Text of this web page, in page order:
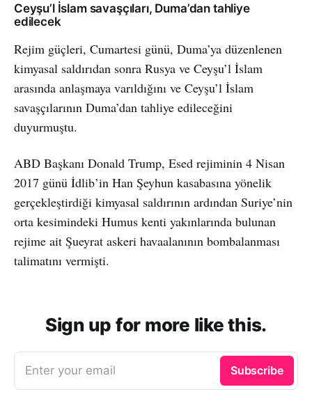
Ceyşu’l İslam savaşçıları, Duma’dan tahliye
edilecek
Rejim güçleri, Cumartesi günü, Duma’ya düzenlenen
kimyasal saldırıdan sonra Rusya ve Ceyşu’l İslam
arasında anlaşmaya varıldığını ve Ceyşu’l İslam
savaşçılarının Duma’dan tahliye edileceğini
duyurmuştu.
ABD Başkanı Donald Trump, Esed rejiminin 4 Nisan
2017 günü İdlib’in Han Şeyhun kasabasına yönelik
gerçekleştirdiği kimyasal saldırının ardından Suriye’nin
orta kesimindeki Humus kenti yakınlarında bulunan
rejime ait Şueyrat askeri havaalanının bombalanması
talimatını vermişti.
Sign up for more like this.
Enter your email Subscribe